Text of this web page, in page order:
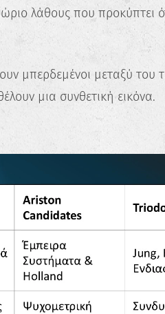
λάθους που προκύπτει
μπερδεμένοι μεταξύ του
μια συνθετική εικόνα.